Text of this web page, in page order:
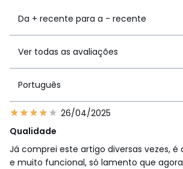
Da + recente para a - recente
Ver todas as avaliações
Português
26/04/2025
Qualidade
Já comprei este artigo diversas vezes, é
e muito funcional, só lamento que